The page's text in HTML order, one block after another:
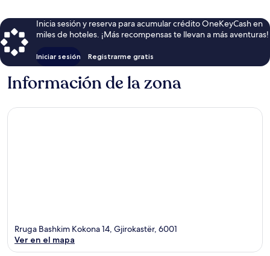
Inicia sesión y reserva para acumular crédito OneKeyCash en
miles de hoteles. ¡Más recompensas te llevan a más aventuras!
Iniciar sesión Registrarme gratis
Información de la zona
Rruga Bashkim Kokona 14, Gjirokastër, 6001
Ver en el mapa